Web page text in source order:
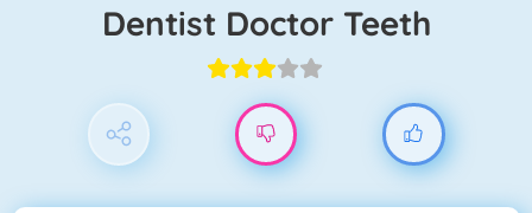
Dentist Doctor Teeth